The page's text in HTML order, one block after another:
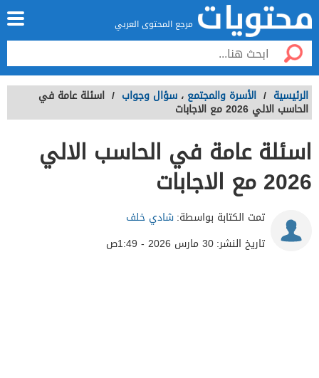
مرجع المحتوى العربي
الرئيسية / الأسرة والمجتمع ، سؤال وجواب / اسئلة عامة في
الحاسب الالي 2026 مع الاجابات
اسئلة عامة في الحاسب الالي
2026 مع الاجابات
تمت الكتابة بواسطة:شادي خلف
تاريخ النشر:30 مارس 2026 - 1:49ص